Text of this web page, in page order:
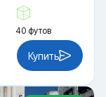
40 футов
Купить